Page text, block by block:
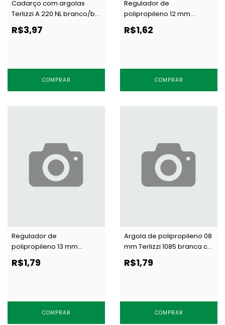
Cadarço com argolas
Terlizzi A 220 NL branco/bc
por metro
R$3,97
COMPRAR
Regulador de
polipropileno 12 mm
Terlizzi 1112 branco c/ 100 un
R$1,62
COMPRAR
Regulador de
polipropileno 13 mm
Terlizzi 1135 preto c/ 100 un
R$1,79
COMPRAR
Argola de polipropileno 08
mm Terlizzi 1085 branca c/
100 un
R$1,79
COMPRAR